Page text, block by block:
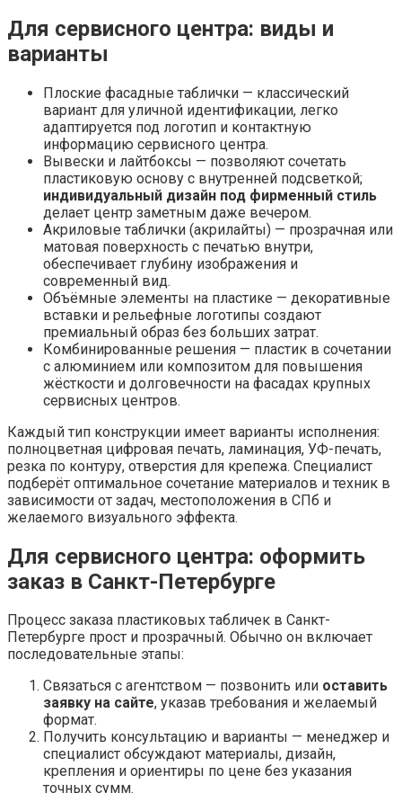
Для сервисного центра: виды и
варианты
Плоские фасадные таблички — классический
вариант для уличной идентификации, легко
адаптируется под логотип и контактную
информацию сервисного центра.
Вывески и лайтбоксы — позволяют сочетать
пластиковую основу с внутренней подсветкой;
индивидуальный дизайн под фирменный стиль
делает центр заметным даже вечером.
Акриловые таблички (акрилайты) — прозрачная или
матовая поверхность с печатью внутри,
обеспечивает глубину изображения и
современный вид.
Объёмные элементы на пластике — декоративные
вставки и рельефные логотипы создают
премиальный образ без больших затрат.
Комбинированные решения — пластик в сочетании
с алюминием или композитом для повышения
жёсткости и долговечности на фасадах крупных
сервисных центров.
Каждый тип конструкции имеет варианты исполнения:
полноцветная цифровая печать, ламинация, УФ-печать,
резка по контуру, отверстия для крепежа. Специалист
подберёт оптимальное сочетание материалов и техник в
зависимости от задач, местоположения в СПб и
желаемого визуального эффекта.
Для сервисного центра: оформить
заказ в Санкт-Петербурге
Процесс заказа пластиковых табличек в Санкт-
Петербурге прост и прозрачный. Обычно он включает
последовательные этапы:
Связаться с агентством — позвонить или оставить
заявку на сайте, указав требования и желаемый
формат.
Получить консультацию и варианты — менеджер и
специалист обсуждают материалы, дизайн,
крепления и ориентиры по цене без указания
точных сумм.